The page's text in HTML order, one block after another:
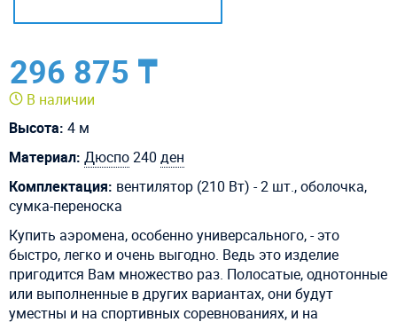
296 875 ₸
В наличии
Высота: 4 м
Материал: Дюспо240 ден
Комплектация: вентилятор (210 Вт) - 2 шт., оболочка,
сумка-переноска
Купить аэромена, особенно универсального, - это
быстро, легко и очень выгодно. Ведь это изделие
пригодится Вам множество раз. Полосатые, однотонные
или выполненные в других вариантах, они будут
уместны и на спортивных соревнованиях, и на